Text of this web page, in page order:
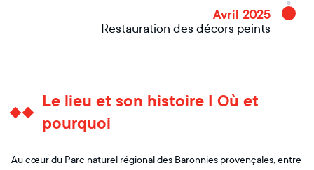
Avril 2025
Restauration des décors peints
Le lieu et son histoire I Où et
pourquoi
Au cœur du Parc naturel régional des Baronnies provençales, entre